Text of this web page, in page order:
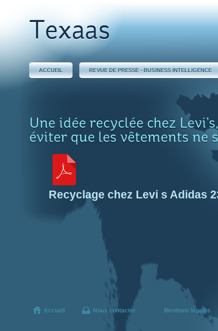
Texaas
ACCUEIL REVUE DE PRESSE - BUSINESS INTELLIGENCE
Une idée recyclée chez
éviter que les vêtements ne
Recyclage chez Levi s Adidas
Accueil Nous contacter Mentions légales